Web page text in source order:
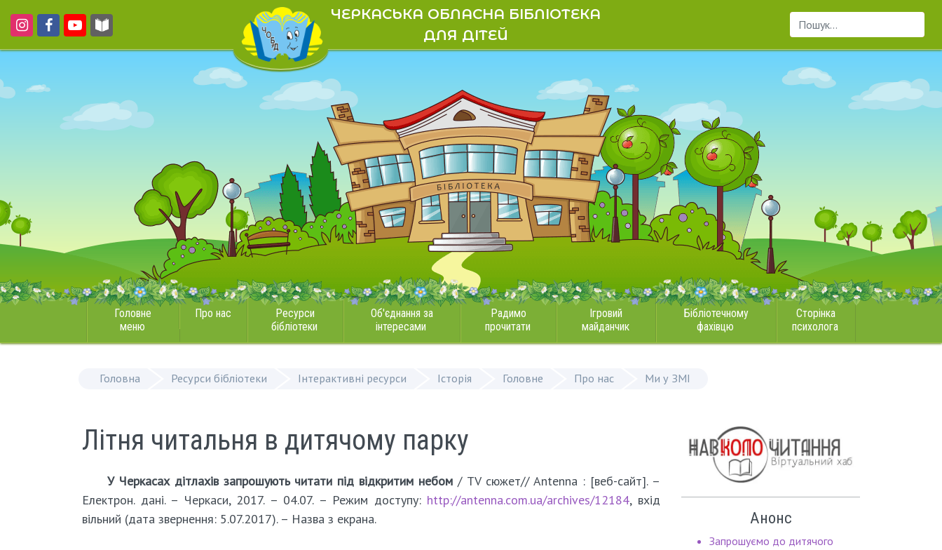
ЧЕРКАСЬКА ОБЛАСНА БІБЛІОТЕКА
ДЛЯ ДІТЕЙ
Пошук...
Головне
меню
Про нас
Ресурси
бібліотеки
Об'єднання за
інтересами
Радимо
прочитати
Ігровий
майданчик
Бібліотечному
фахівцю
Сторінка
психолога
Головна Ресурси бібліотеки Інтерактивні ресурси Історія Головне Про нас Ми у ЗМІ
Літня читальня в дитячому парку
У Черкасах дітлахів запрошують читати під відкритим небом / TV сюжет// Аntenna : [веб-сайт]. –
Електрон. дані. – Черкаси, 2017. – 04.07. – Режим доступу: http://antenna.com.ua/archives/12184, вхід
вільний (дата звернення: 5.07.2017). – Назва з екрана.
Анонс
Запрошуємо до дитячого